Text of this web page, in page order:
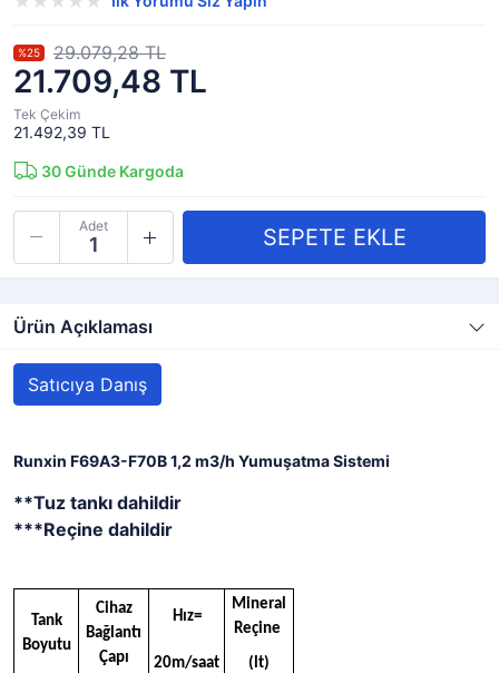
21.709,48 TL
%25 29.079,28 TL
Tek Çekim
21.492,39 TL
30Günde Kargoda
Adet
Ürün Açıklaması
Satıcıya Danış
Runxin F69A3-F70B 1,2 m3/h Yumuşatma Sistemi
**Tuz tankı dahildir
***Reçine dahildir
Tank
Boyutu
Cihaz
Bağlantı
Çapı
Hız=
Mineral
Reçine
20m/saat (lt)